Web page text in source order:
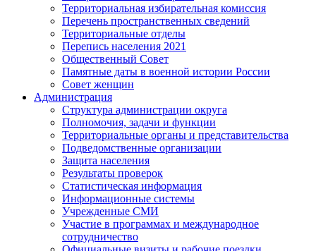
Территориальная избирательная комиссия
Перечень пространственных сведений
Территориальные отделы
Перепись населения 2021
Общественный Совет
Памятные даты в военной истории России
Совет женщин
Администрация
Структура администрации округа
Полномочия, задачи и функции
Территориальные органы и представительства
Подведомственные организации
Защита населения
Результаты проверок
Статистическая информация
Информационные системы
Учрежденные СМИ
Участие в программах и международное
сотрудничество